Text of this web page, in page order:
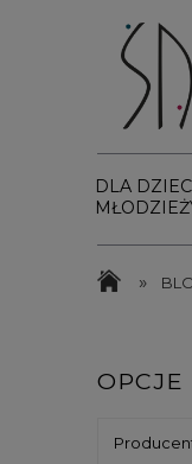
DLA
»
OPCJE